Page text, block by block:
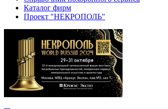
Каталог фирм
Проект "НЕКРОПОЛЬ"